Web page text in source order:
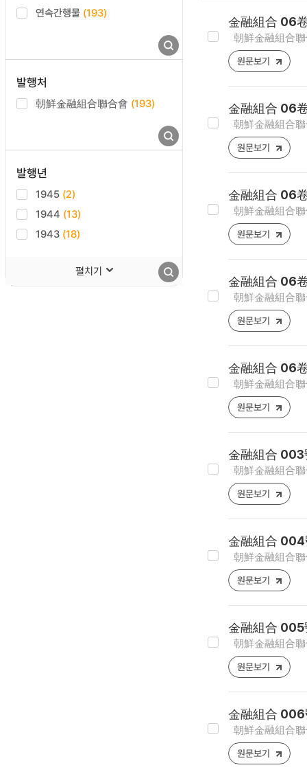
연속간행물 (193)
발행처
朝鮮金融組合聯合會 (193)
발행년
1945 (2)
1944 (13)
1943 (18)
펼치기
金融組合 06
朝鮮金融組合
원문보기
金融組合 06
朝鮮金融組合
원문보기
金融組合 06
朝鮮金融組合
원문보기
金融組合 06
朝鮮金融組合
원문보기
金融組合 06
朝鮮金融組合
원문보기
金融組合 003
朝鮮金融組合
원문보기
金融組合
朝鮮金融組合
원문보기
金融組合 005
朝鮮金融組合
원문보기
金融組合
朝鮮金融組合
원문보기